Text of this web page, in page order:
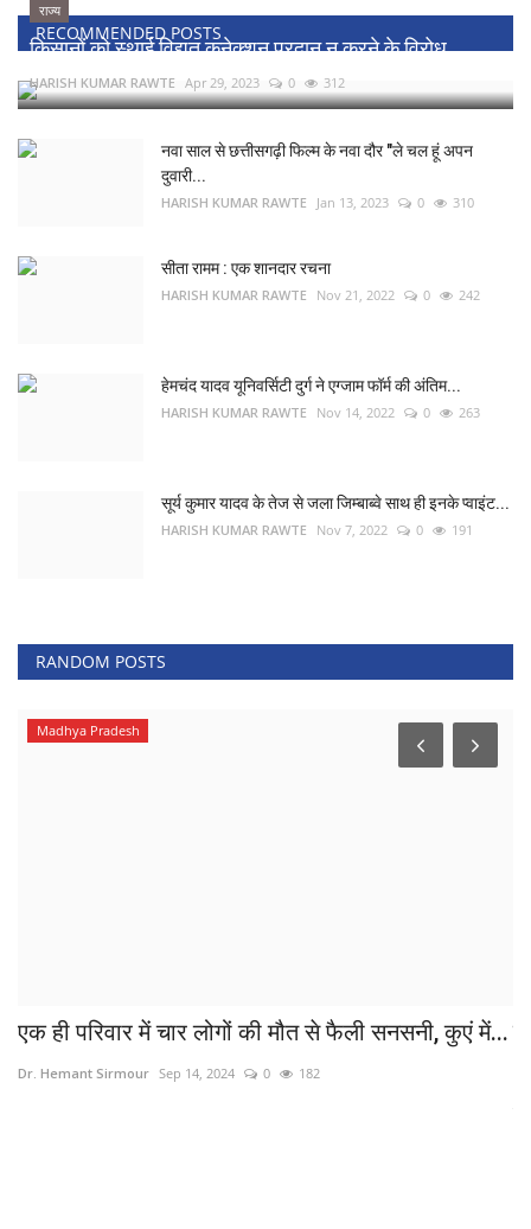
RECOMMENDED POSTS
राज्य
किसानों को स्थाई विद्युत कनेक्शन प्रदान न करने के विरोध...
HARISH KUMAR RAWTE Apr 29, 2023 0 312
नवा साल से छत्तीसगढ़ी फिल्म के नवा दौर "ले चल हूं अपन
दुवारी...
HARISH KUMAR RAWTE Jan 13, 2023 0 310
सीता रामम : एक शानदार रचना
HARISH KUMAR RAWTE Nov 21, 2022 0 242
हेमचंद यादव यूनिवर्सिटी दुर्ग ने एग्जाम फॉर्म की अंतिम...
HARISH KUMAR RAWTE Nov 14, 2022 0 263
सूर्य कुमार यादव के तेज से जला जिम्बाब्वे साथ ही इनके प्वाइंट...
HARISH KUMAR RAWTE Nov 7, 2022 0 191
RANDOM POSTS
Madhya Pradesh
एक ही परिवार में चार लोगों की मौत से फैली सनसनी, कुएं में...
Dr. Hemant Sirmour Sep 14, 2024 0 182